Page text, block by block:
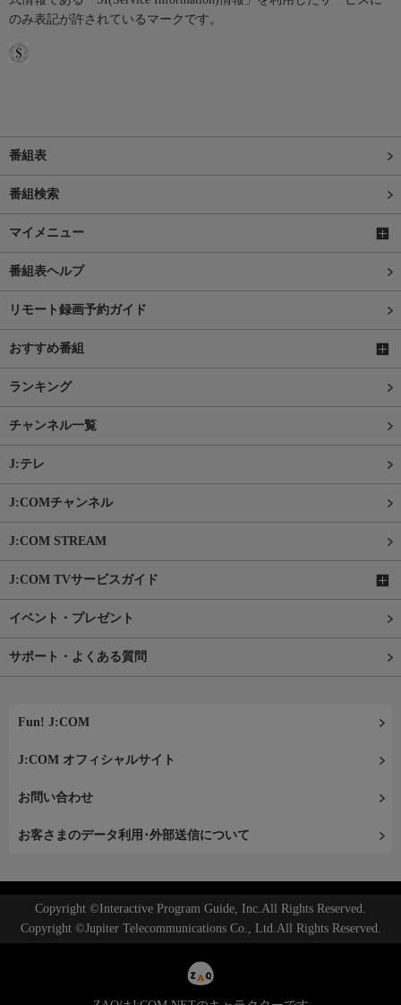
のみ表記が許されているマークです。
番組表
番組検索
マイメニュー
番組表ヘルプ
リモート録画予約ガイド
おすすめ番組
ランキング
チャンネル一覧
J:テレ
J:COMチャンネル
J:COM STREAM
J:COM TVサービスガイド
イベント・プレゼント
サポート・よくある質問
Fun! J:COM
J:COM オフィシャルサイト
お問い合わせ
お客さまのデータ利用･外部送信について
Copyright ©Interactive Program Guide, Inc.All Rights Reserved.
Copyright ©Jupiter Telecommunications Co., Ltd.All Rights Reserved.